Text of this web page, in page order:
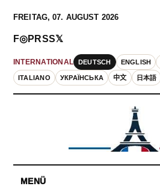
FREITAG, 07. AUGUST 2026
INTERNATIONAL DEUTSCH ENGLISH
ITALIANO УКРАЇНСЬКА 中文 日本語
F◎PRSS𝕏
MENÜ